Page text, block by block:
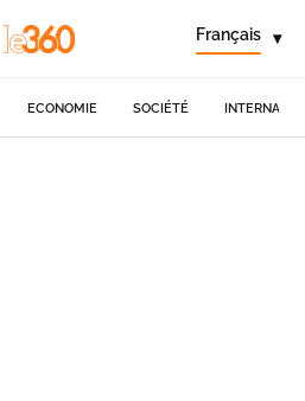
Français ▾
ECONOMIE SOCIÉTÉ